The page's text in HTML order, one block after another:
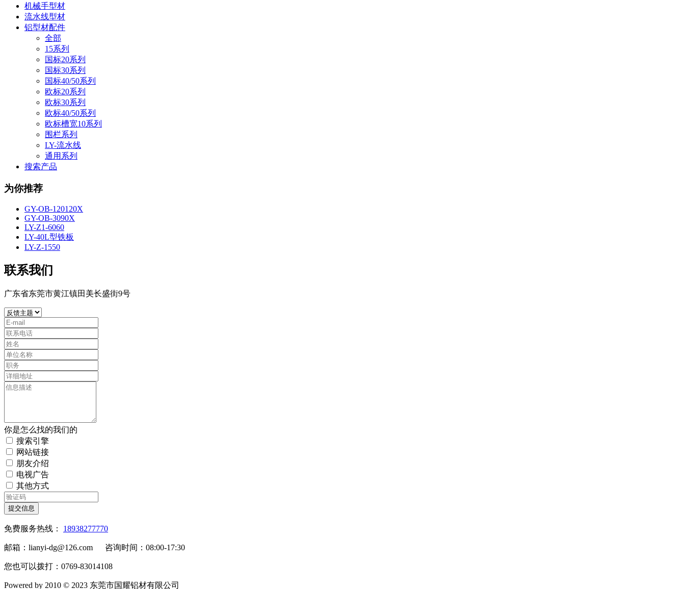
机械手型材
流水线型材
铝型材配件
全部
15系列
国标20系列
国标30系列
国标40/50系列
欧标20系列
欧标30系列
欧标40/50系列
欧标槽宽10系列
围栏系列
LY-流水线
通用系列
搜索产品
为你推荐
GY-OB-120120X
GY-OB-3090X
LY-Z1-6060
LY-40L型铁板
LY-Z-1550
联系我们
广东省东莞市黄江镇田美长盛街9号
你是怎么找的我们的
搜索引擎
网站链接
朋友介绍
电视广告
其他方式
提交信息
免费服务热线： 18938277770
邮箱：lianyi-dg@126.com 咨询时间：08:00-17:30
您也可以拨打：0769-83014108
Powered by 2010 © 2023 东莞市国耀铝材有限公司